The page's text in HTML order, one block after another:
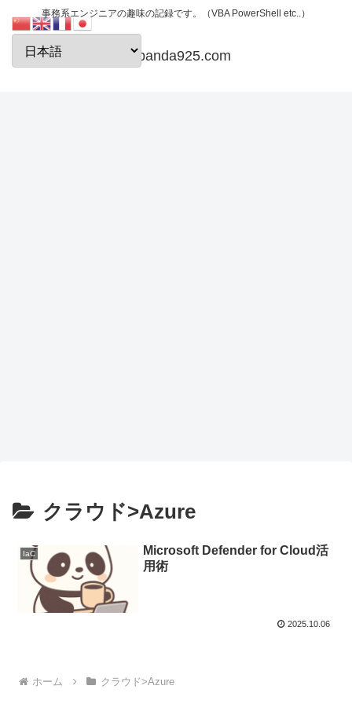
事務系エンジニアの趣味の記録です。（VBA PowerShell etc..）
papanda925.com
クラウド>Azure
IaC
Microsoft Defender for Cloud活
用術
2025.10.06
ホーム クラウド>Azure